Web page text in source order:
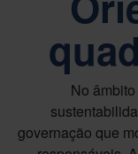
No
governação que